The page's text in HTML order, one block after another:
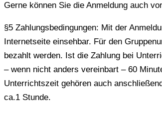
Gerne können Sie die Anmeldung auch
§5 Zahlungsbedingungen: Mit der
Internetseite einsehbar. Für den
bezahlt werden. Ist die Zahlung bei
– wenn nicht anders vereinbart – 60
Unterrichtszeit gehören auch
ca.1 Stunde.